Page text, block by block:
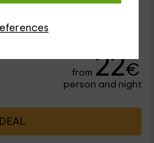
desconectar unos días
from 22€
person and night